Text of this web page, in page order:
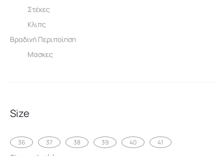
Στέκες
Κλιπς
Βραδινή Περιποίηση
Μασκες
Size
36 37 38 39 40 41